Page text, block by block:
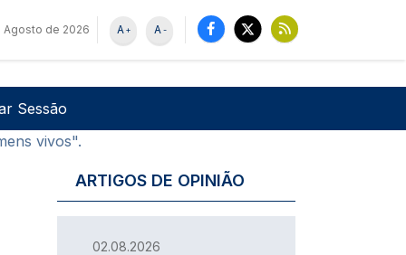
Agosto de 2026 -
A
+
A
de utilizador
Sessão
vivos".
ARTIGOS DE OPINIÃO
02.08.2026